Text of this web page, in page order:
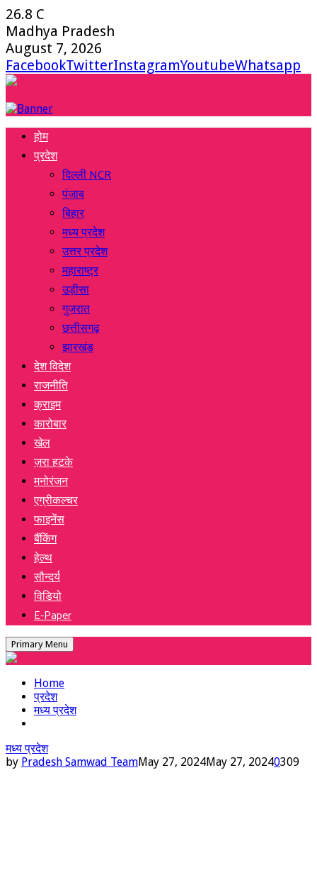
26.8 C
Madhya Pradesh
August 7, 2026
FacebookTwitterInstagramYoutubeWhatsapp
होम
प्रदेश
दिल्ली NCR
पंजाब
बिहार
मध्य प्रदेश
उत्तर प्रदेश
महाराष्ट्र
उड़ीसा
गुजरात
छत्तीसगढ़
झारखंड
देश विदेश
राजनीति
क्राइम
कारोबार
खेल
ज़रा हटके
मनोरंजन
एग्रीकल्चर
फाइनेंस
बैंकिंग
हेल्थ
सौन्दर्य
विडियो
E-Paper
Primary Menu
Home
प्रदेश
मध्य प्रदेश
मध्य प्रदेश
by Pradesh Samwad TeamMay 27, 2024May 27, 20240309